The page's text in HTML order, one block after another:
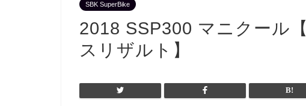
SBK SuperBike
2018 SSP300 マニクール
スリザルト】